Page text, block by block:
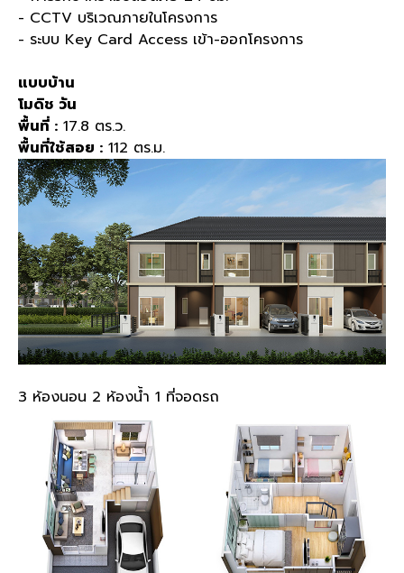
- CCTV บริเวณภายในโครงการ
- ระบบ Key Card Access เข้า-ออกโครงการ
แบบบ้าน
โมดิช วัน
พื้นที่ : 17.8 ตร.ว.
พื้นที่ใช้สอย : 112 ตร.ม.
3 ห้องนอน 2 ห้องน้ำ 1 ที่จอดรถ